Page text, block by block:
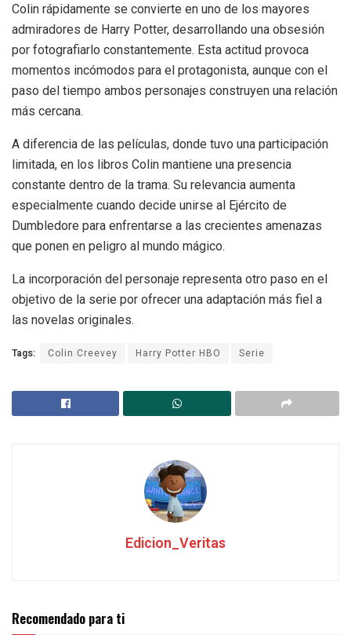
Colin rápidamente se convierte en uno de los mayores
admiradores de Harry Potter, desarrollando una obsesión
por fotografiarlo constantemente. Esta actitud provoca
momentos incómodos para el protagonista, aunque con el
paso del tiempo ambos personajes construyen una relación
más cercana.
A diferencia de las películas, donde tuvo una participación
limitada, en los libros Colin mantiene una presencia
constante dentro de la trama. Su relevancia aumenta
especialmente cuando decide unirse al Ejército de
Dumbledore para enfrentarse a las crecientes amenazas
que ponen en peligro al mundo mágico.
La incorporación del personaje representa otro paso en el
objetivo de la serie por ofrecer una adaptación más fiel a
las novelas originales.
Tags: Colin Creevey Harry Potter HBO Serie
Edicion_Veritas
Recomendado para ti